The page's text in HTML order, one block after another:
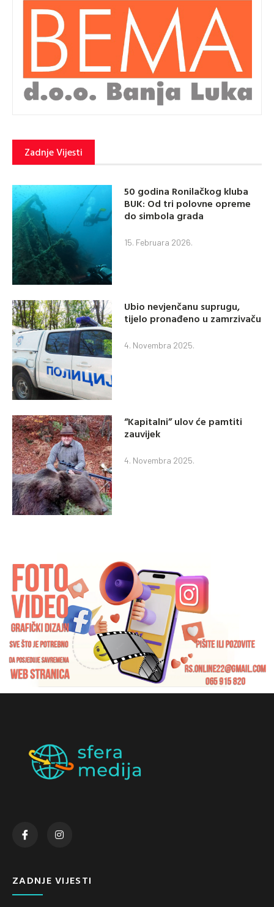
Zadnje Vijesti
50 godina Ronilačkog kluba
BUK: Od tri polovne opreme
do simbola grada
15. Februara 2026.
Ubio nevjenčanu suprugu,
tijelo pronađeno u zamrzivaču
4. Novembra 2025.
“Kapitalni” ulov će pamtiti
zauvijek
4. Novembra 2025.
ZADNJE VIJESTI